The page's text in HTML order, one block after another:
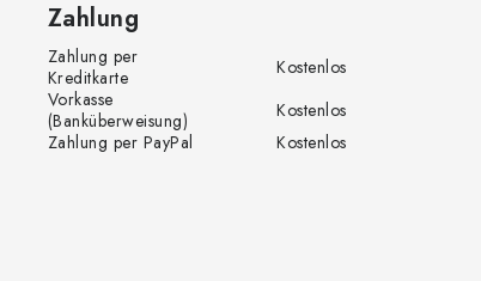
Zahlung
Zahlung per
Kreditkarte
Kostenlos
Vorkasse
(Banküberweisung)
Kostenlos
Zahlung per PayPal
Kostenlos